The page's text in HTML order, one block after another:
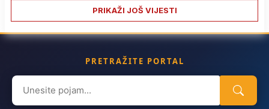
PRIKAŽI JOŠ VIJESTI
PRETRAŽITE PORTAL
Search
for: